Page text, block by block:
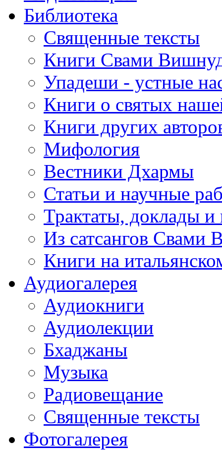
Библиотека
Священные тексты
Книги Свами
Упадеши - устные
Книги о святых
Книги других
Мифология
Вестники Дхармы
Статьи и научные
Трактаты, доклады
Из сатсангов Свами
Книги на
Аудиогалерея
Аудиокниги
Аудиолекции
Бхаджаны
Музыка
Радиовещание
Священные тексты
Фотогалерея